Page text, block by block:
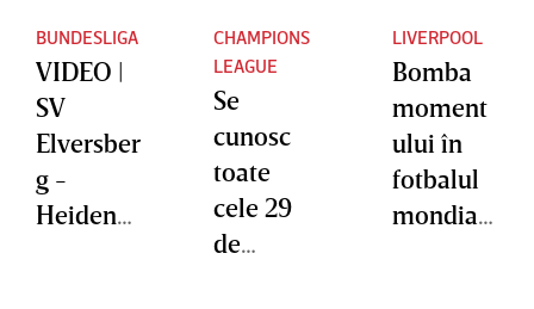
BUNDESLIGA
VIDEO |
SV
Elversber
g -
Heidenh
CHAMPIONS
LEAGUE
Se
cunosc
toate
cele 29
de
LIVERPOOL
Bomba
moment
ului în
fotbalul
mondial!